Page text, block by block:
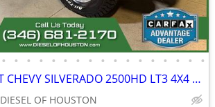
• • • • • • • • • • • • • • • • •
2006 CHEVROLET CHEVY SILVERADO 2500HD LT3 4X4 6.6L LBZ DURAMAX DIESEL
DIESEL OF HOUSTON